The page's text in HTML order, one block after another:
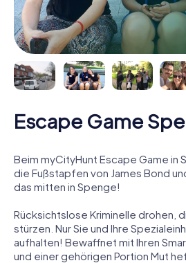
Escape Game
Beim myCityHunt Escape Game in
die Fußstapfen von James Bond
das mitten in Spenge!
Rücksichtslose Kriminelle drohen,
stürzen. Nur Sie und Ihre
aufhalten! Bewaffnet mit Ihren
und einer gehörigen Portion Mut